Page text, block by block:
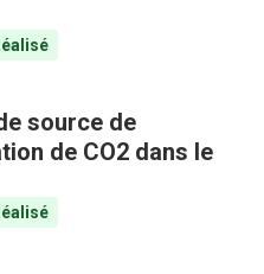
source de
de CO2 dans le